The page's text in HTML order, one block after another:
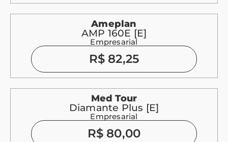
Ameplan
AMP 160E [E]
Empresarial
R$ 82,25
Med Tour
Diamante Plus [E]
Empresarial
R$ 80,00